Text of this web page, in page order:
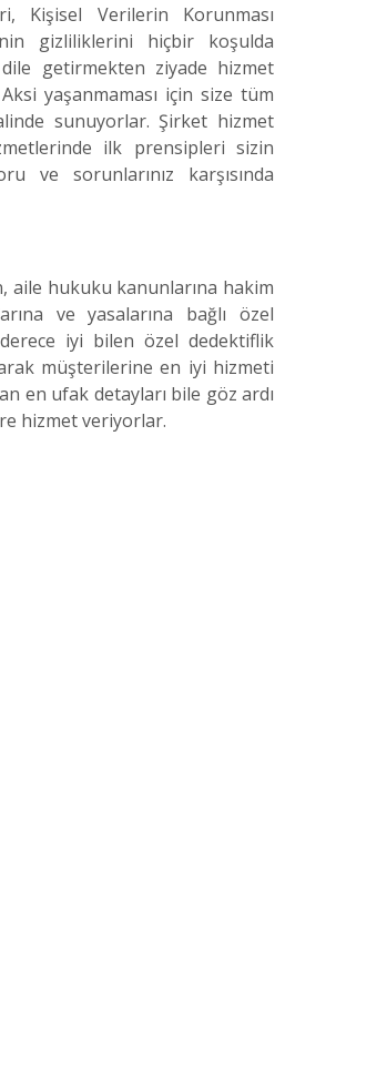
Kişisel Verilerin Korunması
gizliliklerini hiçbir koşulda
getirmekten ziyade hizmet
yaşanmaması için size tüm
sunuyorlar. Şirket hizmet
ilk prensipleri sizin
ve sorunlarınız karşısında
aile hukuku kanunlarına hakim
ve yasalarına bağlı özel
iyi bilen özel dedektiflik
müşterilerine en iyi hizmeti
en ufak detayları bile göz ardı
hizmet veriyorlar.